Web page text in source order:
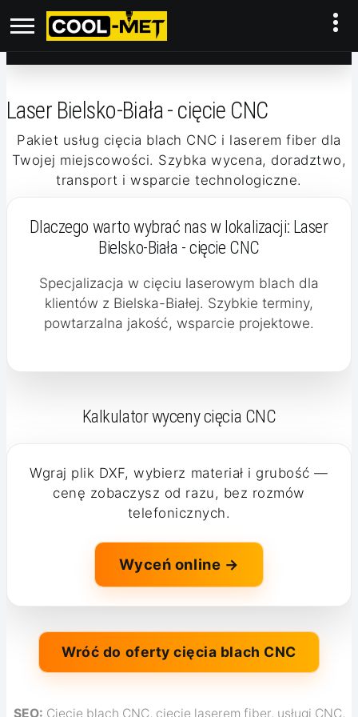
Laser Bielsko-Biała - cięcie CNC
Pakiet usług cięcia blach CNC i laserem fiber dla
Twojej miejscowości. Szybka wycena, doradztwo,
transport i wsparcie technologiczne.
Dlaczego warto wybrać nas w lokalizacji: Laser
Bielsko-Biała - cięcie CNC
Specjalizacja w cięciu laserowym blach dla
klientów z Bielska-Białej. Szybkie terminy,
powtarzalna jakość, wsparcie projektowe.
Kalkulator wyceny cięcia CNC
Wgraj plik DXF, wybierz materiał i grubość —
cenę zobaczysz od razu, bez rozmów
telefonicznych.
Wyceń online →
Wróć do oferty cięcia blach CNC
SEO: Cięcie blach CNC, cięcie laserem fiber, usługi CNC,